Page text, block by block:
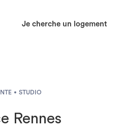
Je cherche un logement
STUDIO
Rennes